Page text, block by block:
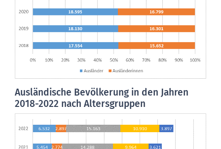
Ausländische Bevölkerung in den Jahren
2018-2022 nach Altersgruppen